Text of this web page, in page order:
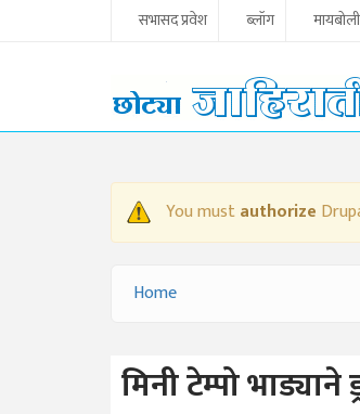
Skip to main contentसभासद प्रवेश ब्लॉग
WARNING
You mustauthorize
YOU ARE HERE
Home
मिनी टेम्पो